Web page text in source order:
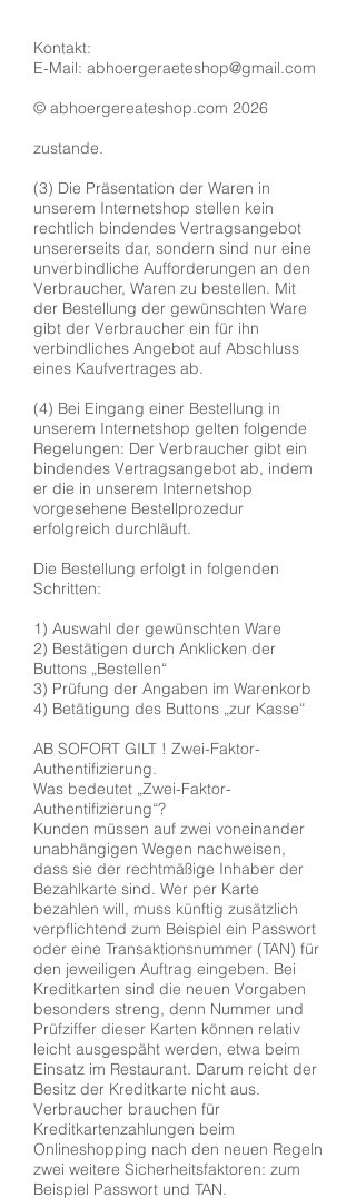
Kontakt:
E-Mail: abhoergeraeteshop@gmail.com
© abhoergereateshop.com 2026
zustande.
(3) Die Präsentation der Waren in
unserem Internetshop stellen kein
rechtlich bindendes Vertragsangebot
unsererseits dar, sondern sind nur eine
unverbindliche Aufforderungen an den
Verbraucher, Waren zu bestellen. Mit
der Bestellung der gewünschten Ware
gibt der Verbraucher ein für ihn
verbindliches Angebot auf Abschluss
eines Kaufvertrages ab.
(4) Bei Eingang einer Bestellung in
unserem Internetshop gelten folgende
Regelungen: Der Verbraucher gibt ein
bindendes Vertragsangebot ab, indem
er die in unserem Internetshop
vorgesehene Bestellprozedur
erfolgreich durchläuft.
Die Bestellung erfolgt in folgenden
Schritten:
1) Auswahl der gewünschten Ware
2) Bestätigen durch Anklicken der
Buttons „Bestellen“
3) Prüfung der Angaben im Warenkorb
4) Betätigung des Buttons „zur Kasse“
AB SOFORT GILT ! Zwei-Faktor-
Authentifizierung.
Was bedeutet „Zwei-Faktor-
Authentifizierung“?
Kunden müssen auf zwei voneinander
unabhängigen Wegen nachweisen,
dass sie der rechtmäßige Inhaber der
Bezahlkarte sind. Wer per Karte
bezahlen will, muss künftig zusätzlich
verpflichtend zum Beispiel ein Passwort
oder eine Transaktionsnummer (TAN) für
den jeweiligen Auftrag eingeben. Bei
Kreditkarten sind die neuen Vorgaben
besonders streng, denn Nummer und
Prüfziffer dieser Karten können relativ
leicht ausgespäht werden, etwa beim
Einsatz im Restaurant. Darum reicht der
Besitz der Kreditkarte nicht aus.
Verbraucher brauchen für
Kreditkartenzahlungen beim
Onlineshopping nach den neuen Regeln
zwei weitere Sicherheitsfaktoren: zum
Beispiel Passwort und TAN.